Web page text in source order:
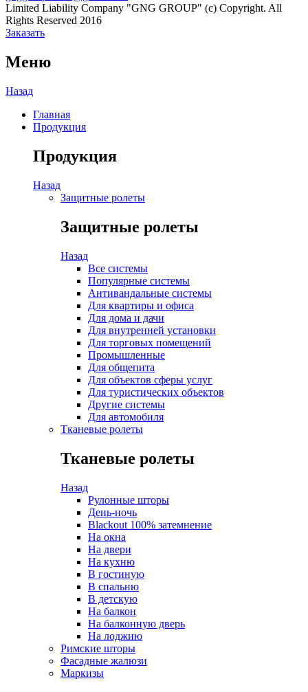
Limited Liability Company "GNG GROUP" (c) Copyright. All
Rights Reserved 2016
Заказать
Меню
Назад
Главная
Продукция
Продукция
Назад
Защитные ролеты
Защитные ролеты
Назад
Все системы
Популярные системы
Антивандальные системы
Для квартиры и офиса
Для дома и дачи
Для внутренней установки
Для торговых помещений
Промышленные
Для общепита
Для объектов сферы услуг
Для туристических объектов
Другие системы
Для автомобиля
Тканевые ролеты
Тканевые ролеты
Назад
Рулонные шторы
День-ночь
Blackout 100% затемнение
На окна
На двери
На кухню
В гостиную
В спальню
В детскую
На балкон
На балконную дверь
На лоджию
Римские шторы
Фасадные жалюзи
Маркизы